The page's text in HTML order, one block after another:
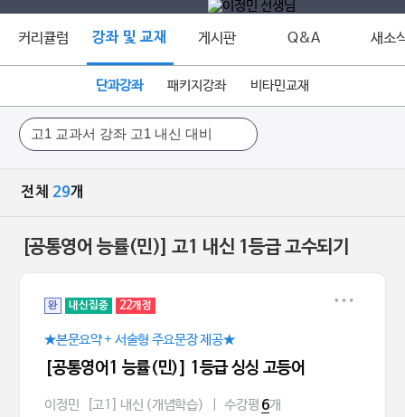
커리큘럼 강좌 및 교재 게시판 Q&A 새소
단과강좌 패키지강좌 비타민교재
전체 29개
[공통영어 능률(민)] 고1 내신 1등급 고수되기
완 내신집중 22개정
★본문요약 + 서술형 주요문장 제공★
[공통영어1 능률(민)] 1등급 싱싱 고등어
이정민 [고1] 내신 (개념학습) 수강평 6개